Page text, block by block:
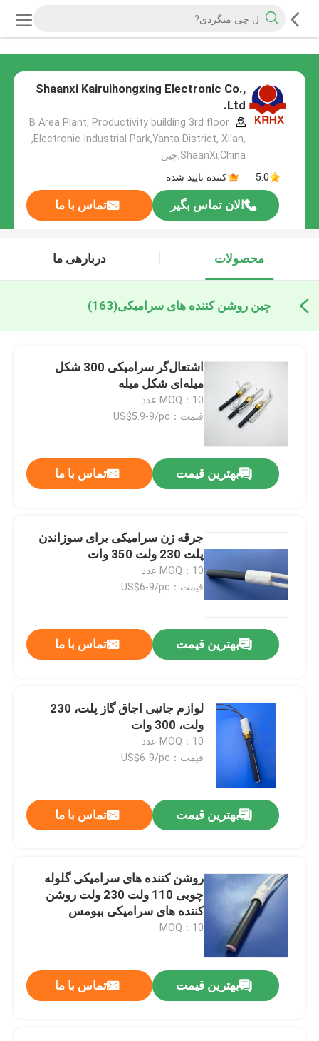
Shaanxi Kairuihongxing Electronic Co.,
Ltd.
B Area Plant, Productivity building 3rd floor
,Electronic Industrial Park,Yanta District, Xi'an,
ShaanXi,China,چین
5.0
کننده تایید شده
الان تماس بگیر تماس با ما
محصولات دربارهی ما
چین روشن کننده های سرامیکی(163)
اشتعال‌گر سرامیکی 300 شکل
میله‌ای شکل میله
MOQ：10 عدد
قیمت：US$5.9-9/pc
بهترین قیمت تماس با ما
جرقه زن سرامیکی برای سوزاندن
پلت 230 ولت 350 وات
MOQ：10 عدد
قیمت：US$6-9/pc
بهترین قیمت تماس با ما
لوازم جانبی اجاق گاز پلت، 230
ولت، 300 وات
MOQ：10 عدد
قیمت：US$6-9/pc
بهترین قیمت تماس با ما
روشن کننده های سرامیکی گلوله
چوبی 110 ولت 230 ولت روشن
کننده های سرامیکی بیومس
MOQ：10
بهترین قیمت تماس با ما